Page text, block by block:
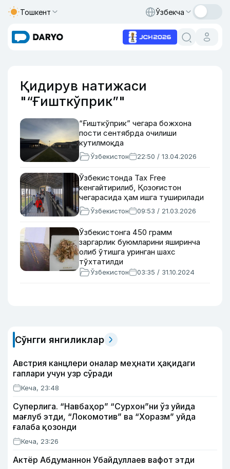
Тошкент Ўзбекча
Қидирув натижаси
"“Ғишткўприк”"
“Ғишткўприк” чегара божхона
пости сентябрда очилиши
кутилмоқда
Ўзбекистон 22:50 / 13.04.2026
Ўзбекистонда Тах Free
кенгайтирилиб, Қозоғистон
чегарасида ҳам ишга туширилади
Ўзбекистон 09:53 / 21.03.2026
Ўзбекистонга 450 грамм
заргарлик буюмларини яширинча
олиб ўтишга уринган шахс
тўхтатилди
Ўзбекистон 03:35 / 31.10.2024
Сўнгги янгиликлар
Австрия канцлери оналар меҳнати ҳақидаги
гаплари учун узр сўради
Кеча, 23:48
Суперлига. “Навбаҳор” “Сурхон”ни ўз уйида
мағлуб этди, “Локомотив” ва “Хоразм” уйда
ғалаба қозонди
Кеча, 23:26
Актёр Абду­маннон Убайдуллаев вафот этди